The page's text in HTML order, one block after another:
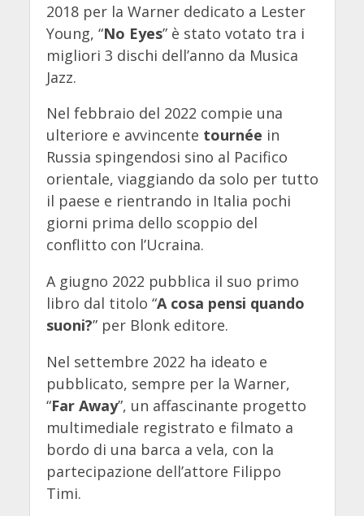
2018 per la Warner dedicato a Lester
Young, “No Eyes” è stato votato tra i
migliori 3 dischi dell’anno da Musica
Jazz.
Nel febbraio del 2022 compie una
ulteriore e avvincente tournée in
Russia spingendosi sino al Pacifico
orientale, viaggiando da solo per tutto
il paese e rientrando in Italia pochi
giorni prima dello scoppio del
conflitto con l’Ucraina.
A giugno 2022 pubblica il suo primo
libro dal titolo “A cosa pensi quando
suoni?” per Blonk editore.
Nel settembre 2022 ha ideato e
pubblicato, sempre per la Warner,
“Far Away”, un affascinante progetto
multimediale registrato e filmato a
bordo di una barca a vela, con la
partecipazione dell’attore Filippo
Timi.